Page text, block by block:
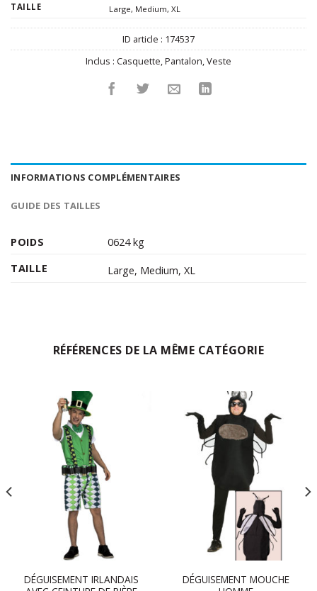
TAILLE
Large, Medium, XL
ID article : 174537
Inclus : Casquette,Pantalon,Veste
INFORMATIONS COMPLÉMENTAIRES
GUIDE DES TAILLES
POIDS
0624 kg
TAILLE
Large, Medium,XL
RÉFÉRENCES DE LA MÊME CATÉGORIE
DÉGUISEMENT IRLANDAIS
DÉGUISEMENT MOUCHE